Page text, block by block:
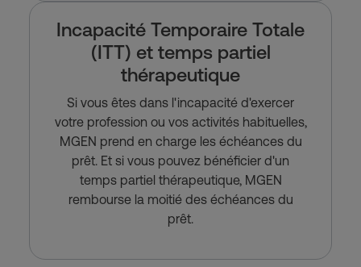
Incapacité Temporaire Totale
(ITT) et temps partiel
thérapeutique
Si vous êtes dans l'incapacité d'exercer
votre profession ou vos activités habituelles,
MGEN prend en charge les échéances du
prêt. Et si vous pouvez bénéficier d'un
temps partiel thérapeutique, MGEN
rembourse la moitié des échéances du
prêt.